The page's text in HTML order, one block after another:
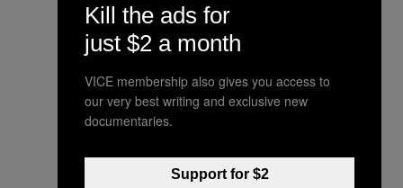
Kill the ads for
just $2 a month
VICE membership also gives you access to
our very best writing and exclusive new
documentaries.
Support for $2